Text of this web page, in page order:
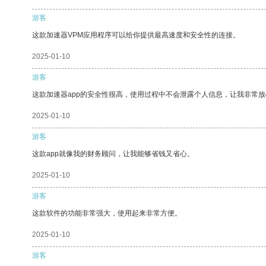
游客
这款加速器VPM应用程序可以给你提供最高速度和安全性的连接。
2025-01-10
游客
这款加速器app的安全性很高，使用过程中不会泄露个人信息，让我非常
2025-01-10
游客
这款app就像我的财务顾问，让我能够省钱又省心。
2025-01-10
游客
这款软件的功能非常强大，使用起来非常方便。
2025-01-10
游客